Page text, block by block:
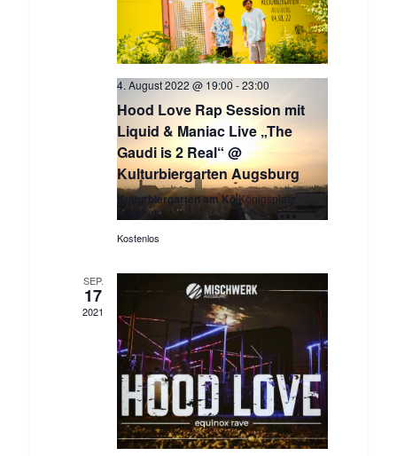
4. August 2022 @ 19:00 -23:00
Hood Love Rap Session mit
Liquid & Maniac Live „The
Gaudi is 2 Real“ @
Kulturbiergarten Augsburg
Kulturbiergarten am KöKönigsplatz,
Augsburg
Kostenlos
SEP.
17
2021